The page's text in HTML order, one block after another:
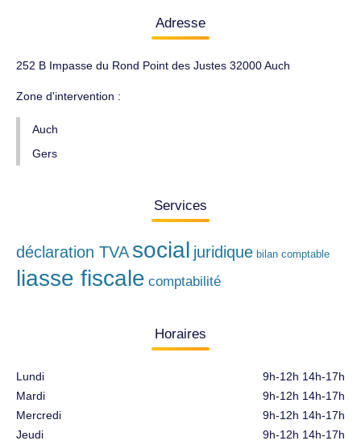
Adresse
252 B Impasse du Rond Point des Justes 32000 Auch
Zone d'intervention :
Auch
Gers
Services
déclaration TVA social juridique bilan comptable
liasse fiscale comptabilité
Horaires
Lundi
Mardi
Mercredi
Jeudi
9h-12h 14h-17h
9h-12h 14h-17h
9h-12h 14h-17h
9h-12h 14h-17h